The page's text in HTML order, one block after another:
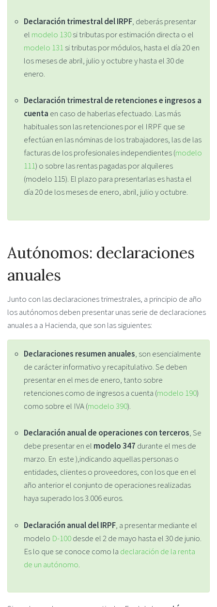
Declaración trimestral del IRPF, deberás presentar
el modelo 130si tributas por estimación directa o el
modelo 131si tributas por módulos, hasta el día 20 en
los meses de abril, julio y octubre y hasta el 30 de
enero.
Declaración trimestral de retenciones e ingresos a
cuenta en caso de haberlas efectuado. Las más
habituales son las retenciones por el IRPF que se
efectúan en las nóminas de los trabajadores, las de las
facturas de los profesionales independientes (modelo
111) o sobre las rentas pagadas por alquileres
(modelo 115). El plazo para presentarlas es hasta el
día 20 de los meses de enero, abril, julio y octubre.
Autónomos: declaraciones
anuales
Junto con las declaraciones trimestrales, a principio de año
los autónomos deben presentar unas serie de declaraciones
anuales a a Hacienda, que son las siguientes:
Declaraciones resumen anuales, son esencialmente
de carácter informativo y recapitulativo. Se deben
presentar en el mes de enero, tanto sobre
retenciones como de ingresos a cuenta (modelo 190)
como sobre el IVA (modelo 390).
Declaración anual de operaciones con terceros, Se
debe presentar en el modelo 347 durante el mes de
marzo. En este ),indicando aquellas personas o
entidades, clientes o proveedores, con los que en el
año anterior el conjunto de operaciones realizadas
haya superado los 3.006 euros.
Declaración anual del IRPF, a presentar mediante el
modelo D-100desde el 2 de mayo hasta el 30 de junio.
Es lo que se conoce como la declaración de la renta
de un autónomo.